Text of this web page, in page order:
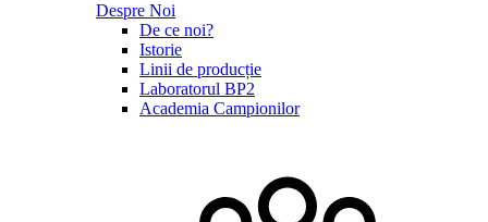
Despre Noi
De ce noi?
Istorie
Linii de producție
Laboratorul BP2
Academia Campionilor